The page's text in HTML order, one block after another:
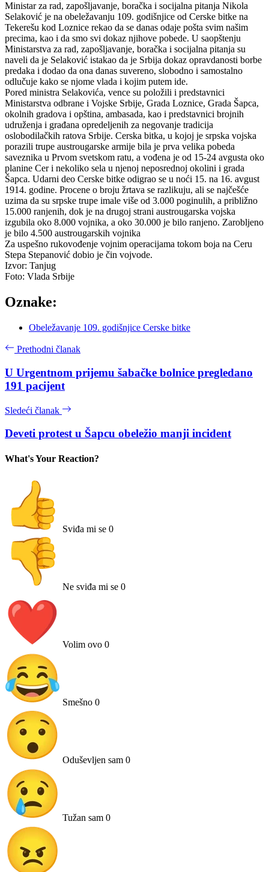
Ministar za rad, zapošljavanje, boračka i socijalna pitanja Nikola
Selaković je na obeležavanju 109. godišnjice od Cerske bitke na
Tekerešu kod Loznice rekao da se danas odaje pošta svim našim
precima, kao i da smo svi dokaz njihove pobede. U saopštenju
Ministarstva za rad, zapošljavanje, boračka i socijalna pitanja su
naveli da je Selaković istakao da je Srbija dokaz opravdanosti borbe
predaka i dodao da ona danas suvereno, slobodno i samostalno
odlučuje kako se njome vlada i kojim putem ide.
Pored ministra Selakovića, vence su položili i predstavnici
Ministarstva odbrane i Vojske Srbije, Grada Loznice, Grada Šapca,
okolnih gradova i opština, ambasada, kao i predstavnici brojnih
udruženja i građana opredeljenih za negovanje tradicija
oslobodilačkih ratova Srbije. Cerska bitka, u kojoj je srpska vojska
porazili trupe austrougarske armije bila je prva velika pobeda
saveznika u Prvom svetskom ratu, a vođena je od 15-24 avgusta oko
planine Cer i nekoliko sela u njenoj neposrednoj okolini i grada
Šapca. Udarni deo Cerske bitke odigrao se u noći 15. na 16. avgust
1914. godine. Procene o broju žrtava se razlikuju, ali se najčešće
uzima da su srpske trupe imale više od 3.000 poginulih, a približno
15.000 ranjenih, dok je na drugoj strani austrougarska vojska
izgubila oko 8.000 vojnika, a oko 30.000 je bilo ranjeno. Zarobljeno
je bilo 4.500 austrougarskih vojnika
Za uspešno rukovođenje vojnim operacijama tokom boja na Ceru
Stepa Stepanović dobio je čin vojvode.
Izvor: Tanjug
Foto: Vlada Srbije
Oznake:
Obeležavanje 109. godišnjice Cerske bitke
Prethodni članak
U Urgentnom prijemu šabačke bolnice pregledano
191 pacijent
Sledeći članak
Deveti protest u Šapcu obeležio manji incident
What's Your Reaction?
Sviđa mi se 0
Ne sviđa mi se 0
Volim ovo 0
Smešno 0
Oduševljen sam 0
Tužan sam 0